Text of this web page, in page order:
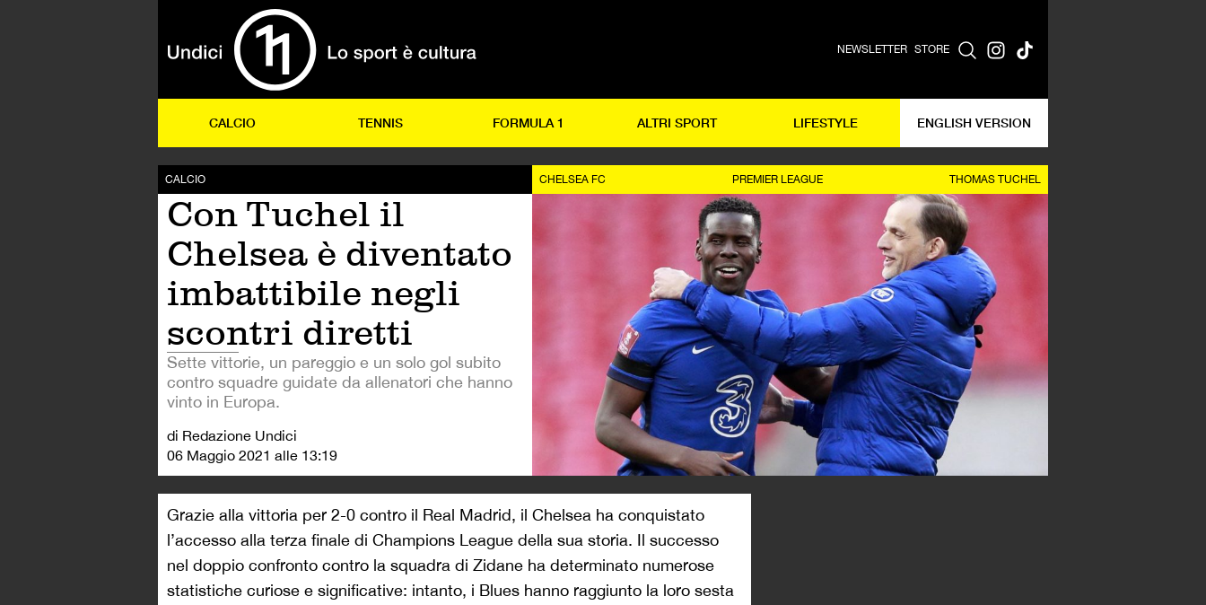
NEWSLETTER STORE
CALCIO TENNIS FORMULA 1 ALTRI SPORT LIFESTYLE ENGLISH VERSION
CALCIO
Con Tuchel il
Chelsea è diventato
imbattibile negli
scontri diretti
Sette vittorie, un pareggio e un solo gol subito
contro squadre guidate da allenatori che hanno
vinto in Europa.
di Redazione Undici
06 Maggio 2021 alle 13:19
CHELSEA FC PREMIER LEAGUE THOMAS TUCHEL
Grazie alla vittoria per 2-0 contro il Real Madrid, il Chelsea ha conquistato
l’accesso alla terza finale di Champions League della sua storia. Il successo
nel doppio confronto contro la squadra di Zidane ha determinato numerose
statistiche curiose e significative: intanto, i Blues hanno raggiunto la loro sesta